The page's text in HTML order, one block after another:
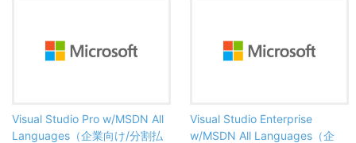
Visual Studio Pro w/MSDN All
Languages（企業向け/分割払
Visual Studio Enterprise
w/MSDN All Languages（企